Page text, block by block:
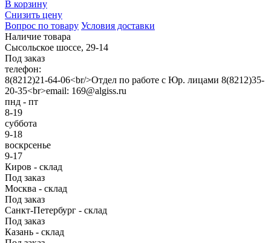
В корзину
Снизить цену
Вопрос по товару Условия доставки
Наличие товара
Сысольское шоссе, 29-14
Под заказ
телефон:
8(8212)21-64-06<br/>Отдел по работе с Юр. лицами 8(8212)35-
20-35<br>email: 169@algiss.ru
пнд - пт
8-19
суббота
9-18
воскрсенье
9-17
Киров - склад
Под заказ
Москва - склад
Под заказ
Санкт-Петербург - склад
Под заказ
Казань - склад